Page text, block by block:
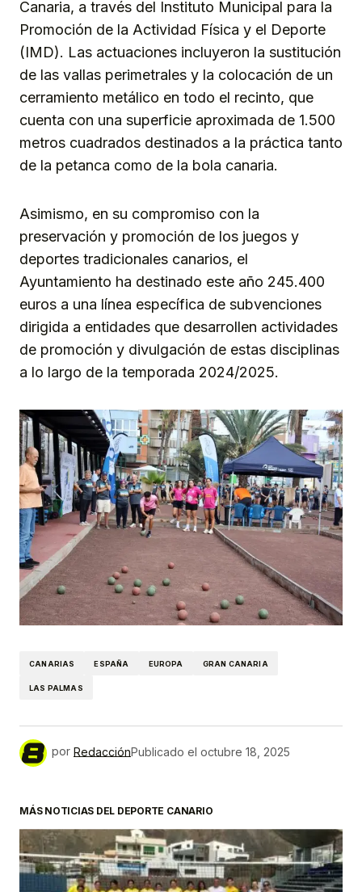
Canaria, a través del Instituto Municipal para la
Promoción de la Actividad Física y el Deporte
(IMD). Las actuaciones incluyeron la sustitución
de las vallas perimetrales y la colocación de un
cerramiento metálico en todo el recinto, que
cuenta con una superficie aproximada de 1.500
metros cuadrados destinados a la práctica tanto
de la petanca como de la bola canaria.
Asimismo, en su compromiso con la
preservación y promoción de los juegos y
deportes tradicionales canarios, el
Ayuntamiento ha destinado este año 245.400
euros a una línea específica de subvenciones
dirigida a entidades que desarrollen actividades
de promoción y divulgación de estas disciplinas
a lo largo de la temporada 2024/2025.
CANARIAS ESPAÑA EUROPA GRAN CANARIA
LAS PALMAS
por RedacciónPublicado el octubre 18, 2025
MÁS NOTICIAS DEL DEPORTE CANARIO